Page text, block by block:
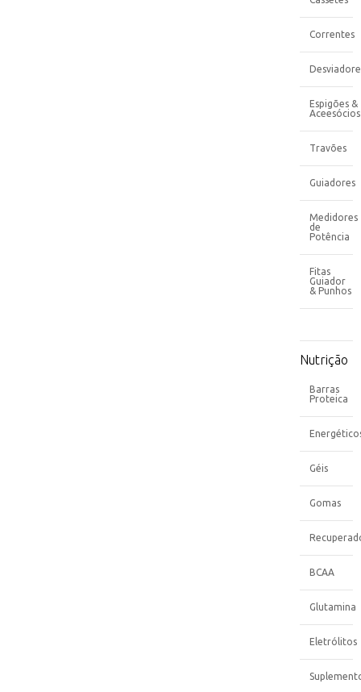
Correntes
Espigões &
Aceesócios
Travões
Guiadores
Medidores
de
Potência
Fitas
Guiador
& Punhos
Nutrição
Barras
Proteica
Géis
Gomas
BCAA
Glutamina
Eletrólitos